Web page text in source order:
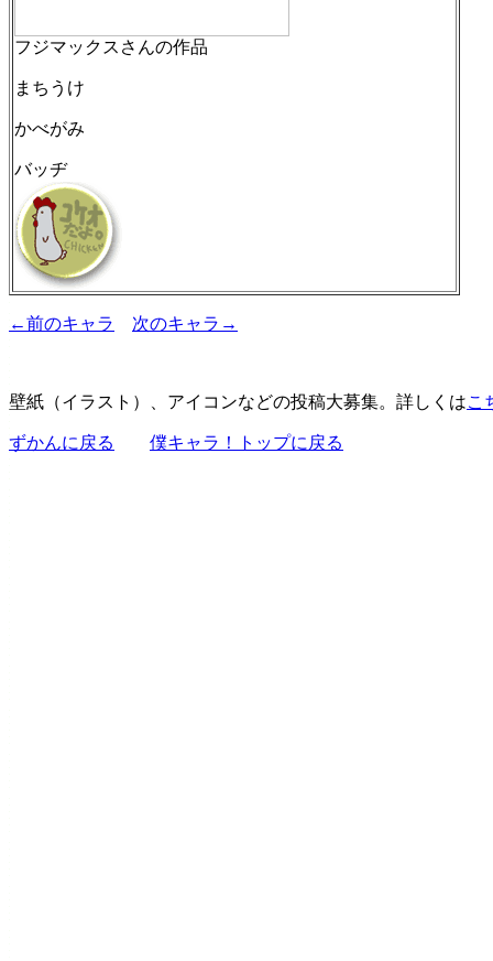
フジマックスさんの作品
まちうけ
かべがみ
バッヂ
←前のキャラ 次のキャラ→
壁紙（イラスト）、アイコンなどの投稿大募集。詳しくはこ
ずかんに戻る 僕キャラ！トップに戻る